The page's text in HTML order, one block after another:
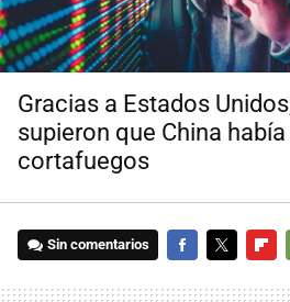
Gracias a Estados
supieron que China
cortafuegos
Sin comentarios